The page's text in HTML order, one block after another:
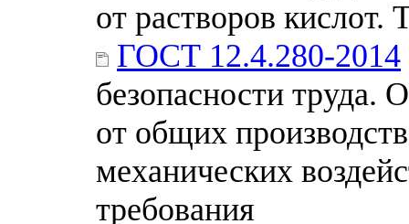
от растворов кислот.
ГОСТ 12.4.280-2014
безопасности труда.
от общих
механических
требования